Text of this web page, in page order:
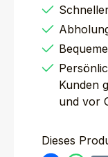
Kunden
und vor
Dieses